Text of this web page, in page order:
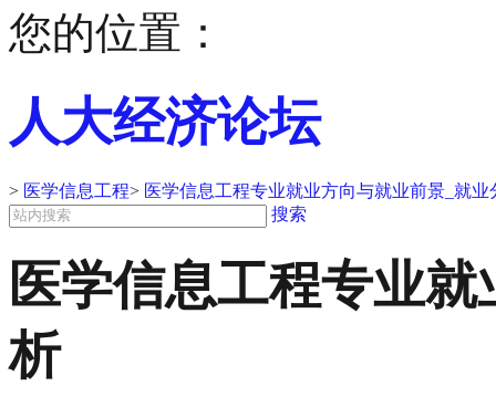
您的位置：
人大经济论坛
> 医学信息工程> 医学信息工程专业就业方向与就业前景_就业
搜索
医学信息工程专业
析